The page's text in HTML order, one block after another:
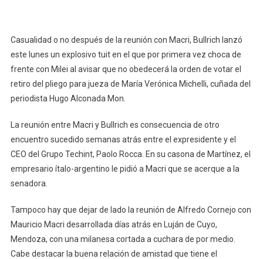
Casualidad o no después de la reunión con Macri, Bullrich lanzó
este lunes un explosivo tuit en el que por primera vez choca de
frente con Milei al avisar que no obedecerá la orden de votar el
retiro del pliego para jueza de María Verónica Michelli, cuñada del
periodista Hugo Alconada Mon.
La reunión entre Macri y Bullrich es consecuencia de otro
encuentro sucedido semanas atrás entre el expresidente y el
CEO del Grupo Techint, Paolo Rocca. En su casona de Martínez, el
empresario ítalo-argentino le pidió a Macri que se acerque a la
senadora.
Tampoco hay que dejar de lado la reunión de Alfredo Cornejo con
Mauricio Macri desarrollada días atrás en Luján de Cuyo,
Mendoza, con una milanesa cortada a cuchara de por medio.
Cabe destacar la buena relación de amistad que tiene el